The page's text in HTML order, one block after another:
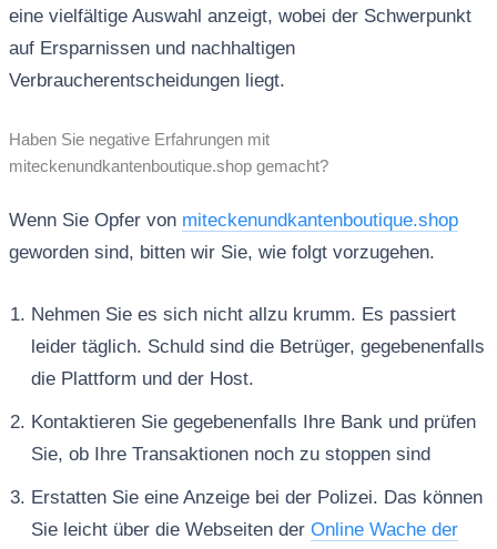
eine vielfältige Auswahl anzeigt, wobei der Schwerpunkt
auf Ersparnissen und nachhaltigen
Verbraucherentscheidungen liegt.
Haben Sie negative Erfahrungen mit
miteckenundkantenboutique.shop gemacht?
Wenn Sie Opfer von miteckenundkantenboutique.shop
geworden sind, bitten wir Sie, wie folgt vorzugehen.
Nehmen Sie es sich nicht allzu krumm. Es passiert
leider täglich. Schuld sind die Betrüger, gegebenenfalls
die Plattform und der Host.
Kontaktieren Sie gegebenenfalls Ihre Bank und prüfen
Sie, ob Ihre Transaktionen noch zu stoppen sind
Erstatten Sie eine Anzeige bei der Polizei. Das können
Sie leicht über die Webseiten der Online Wache der